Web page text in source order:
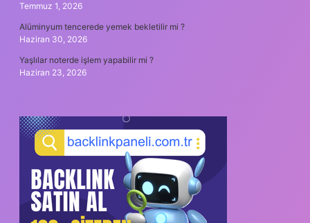
Temmuz 1, 2026
Alüminyum tencerede yemek bekletilir mi ?
Haziran 30, 2026
Yaşlılar noterde işlem yapabilir mi ?
Haziran 23, 2026